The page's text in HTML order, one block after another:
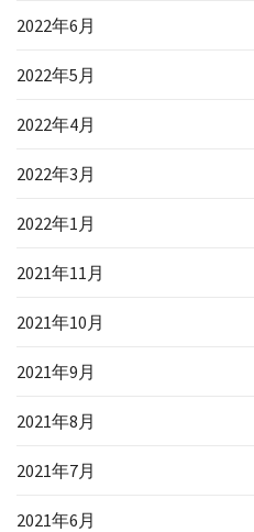
2022年6月
2022年5月
2022年4月
2022年3月
2022年1月
2021年11月
2021年10月
2021年9月
2021年8月
2021年7月
2021年6月